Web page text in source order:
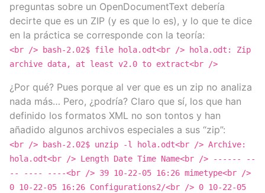
preguntas sobre un OpenDocumentText debería
decirte que es un ZIP (y es que lo es), y lo que te dice
en la práctica se corresponde con la teoría:
<br /> bash-2.02$ file hola.odt<br /> hola.odt: Zip
archive data, at least v2.0 to extract<br />
¿Por qué? Pues porque al ver que es un zip no analiza
nada más… Pero, ¿podría? Claro que sí, los que han
definido los formatos XML no son tontos y han
añadido algunos archivos especiales a sus “zip”:
<br /> bash-2.02$ unzip -l hola.odt<br /> Archive:
hola.odt<br /> Length Date Time Name<br /> ------ --
-- ---- ----<br /> 39 10-22-05 16:26 mimetype<br />
0 10-22-05 16:26 Configurations2/<br /> 0 10-22-05